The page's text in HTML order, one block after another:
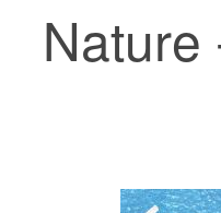
Nature